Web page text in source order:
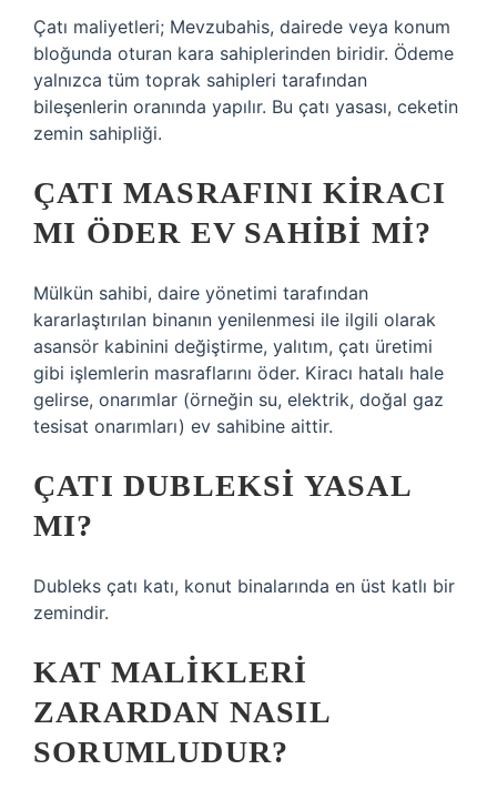
Çatı maliyetleri; Mevzubahis, dairede veya konum
bloğunda oturan kara sahiplerinden biridir. Ödeme
yalnızca tüm toprak sahipleri tarafından
bileşenlerin oranında yapılır. Bu çatı yasası, ceketin
zemin sahipliği.
ÇATI MASRAFINI KIRACI
MI ÖDER EV SAHIBI MI?
Mülkün sahibi, daire yönetimi tarafından
kararlaştırılan binanın yenilenmesi ile ilgili olarak
asansör kabinini değiştirme, yalıtım, çatı üretimi
gibi işlemlerin masraflarını öder. Kiracı hatalı hale
gelirse, onarımlar (örneğin su, elektrik, doğal gaz
tesisat onarımları) ev sahibine aittir.
ÇATI DUBLEKSI YASAL
MI?
Dubleks çatı katı, konut binalarında en üst katlı bir
zemindir.
KAT MALIKLERI
ZARARDAN NASIL
SORUMLUDUR?